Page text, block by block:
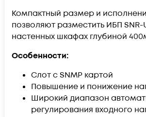
Компактный размер и
позволяют разместить ИБП SNR-
настенных шкафах глубиной
Особенности:
Слот с SNMP картой
Повышение и понижение
Широкий диапазон
регулирования входного